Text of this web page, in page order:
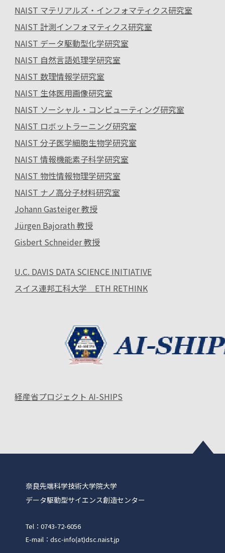
NAIST マテリアルズ・インフォマティクス研究室
NAIST 計測インフォマティクス研究室
NAIST データ駆動型化学研究室
NAIST 自然言語処理学研究室
NAIST 数理情報学研究室
NAIST 生体医用画像研究室
NAIST ソーシャル・コンピューティング研究室
NAIST ロボットラーニング研究室
NAIST 分子医学細胞生物学研究室
NAIST 情報機能素子科学研究室
NAIST 物性情報物理学研究室
NAIST ナノ高分子材料研究室
Johann Gasteiger 教授
Jürgen Bajorath 教授
Gisbert Schneider 教授
U.C. DAVIS DATA SCIENCE INITIATIVE
スイス連邦工科大学 ETH RETHINK
経産省プロジェクト AI-SHIPS
奈良先端科学技術大学院大学
データ駆動型サイエンス創造センター
Tel：0743-72-6056
E-mail：dsc-info(at)dsc.naist.jp